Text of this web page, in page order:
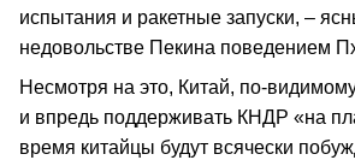
испытания и ракетные запуски, –
недовольстве Пекина поведением
Несмотря на это, Китай, по-
и впредь поддерживать КНДР «на
время китайцы будут всячески